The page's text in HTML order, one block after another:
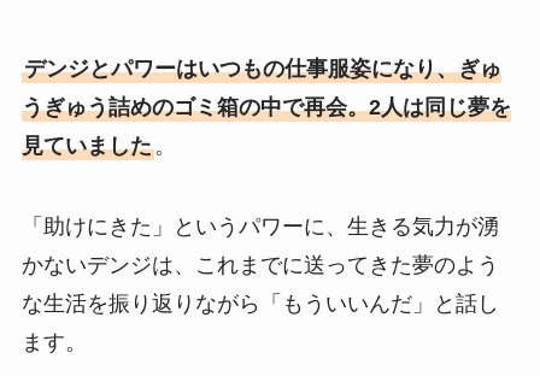
デンジとパワーはいつもの仕事服姿になり、ぎゅ
うぎゅう詰めのゴミ箱の中で再会。2人は同じ夢を
見ていました。
「助けにきた」というパワーに、生きる気力が湧
かないデンジは、これまでに送ってきた夢のよう
な生活を振り返りながら「もういいんだ」と話し
ます。